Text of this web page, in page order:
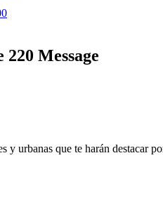
Message
y urbanas que te harán destacar